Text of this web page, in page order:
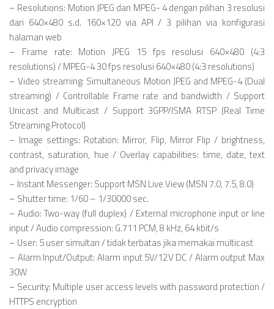
– Resolutions: Motion JPEG dan MPEG- 4 dengan pilihan 3 resolusi
dari 640×480 s.d. 160×120 via API / 3 pilihan via konfigurasi
halaman web
– Frame rate: Motion JPEG 15 fps resolusi 640×480 (4:3
resolutions) / MPEG-4 30 fps resolusi 640×480 (4:3 resolutions)
– Video streaming: Simultaneous Motion JPEG and MPEG-4 (Dual
streaming) / Controllable Frame rate and bandwidth / Support
Unicast and Multicast / Support 3GPP/ISMA RTSP (Real Time
Streaming Protocol)
– Image settings: Rotation: Mirror, Flip, Mirror Flip / brightness,
contrast, saturation, hue / Overlay capabilities: time, date, text
and privacy image
– Instant Messenger: Support MSN Live View (MSN 7.0, 7.5, 8.0)
– Shutter time: 1/60 – 1/30000 sec.
– Audio: Two-way (full duplex) / External microphone input or line
input / Audio compression: G.711 PCM, 8 kHz, 64 kbit/s
– User: 5 user simultan / tidak terbatas jika memakai multicast
– Alarm Input/Output: Alarm input 5V/12V DC / Alarm output Max
30W
– Security: Multiple user access levels with password protection /
HTTPS encryption